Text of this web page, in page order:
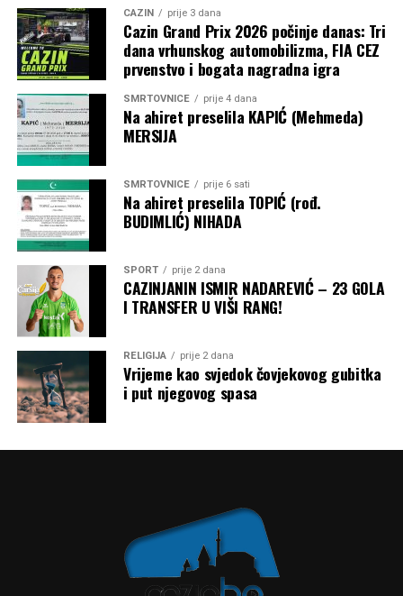
CAZIN prije 3 dana
Cazin Grand Prix 2026 počinje danas: Tri
dana vrhunskog automobilizma, FIA CEZ
prvenstvo i bogata nagradna igra
SMRTOVNICE prije 4 dana
Na ahiret preselila KAPIĆ (Mehmeda)
MERSIJA
SMRTOVNICE prije 6 sati
Na ahiret preselila TOPIĆ (rođ.
BUDIMLIĆ) NIHADA
SPORT prije 2 dana
CAZINJANIN ISMIR NADAREVIĆ – 23 GOLA
I TRANSFER U VIŠI RANG!
RELIGIJA prije 2 dana
Vrijeme kao svjedok čovjekovog gubitka
i put njegovog spasa